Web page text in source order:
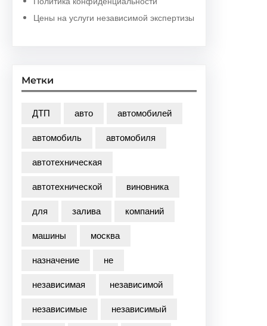
Цены на услуги независимой экспертизы
Метки
ДТП авто
автомобилей
автомобиль
автомобиля
автотехническая
автотехнической
виновника
для
залива
компаний
машины
москва
назначение
не
независимая
независимой
независимые
независимый